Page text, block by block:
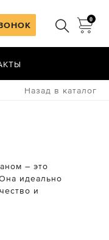
0
Назад в каталог
– это
идеально
и